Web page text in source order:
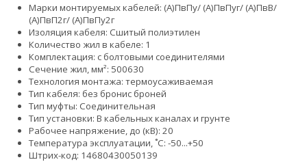
Марки монтируемых кабелей: (А)ПвПу/ (А)ПвПуг/ (А)ПвВ/
(А)ПвП2г/ (А)ПвПу2г
Изоляция кабеля: Сшитый полиэтилен
Количество жил в кабеле: 1
Комплектация: с болтовыми соединителями
Сечение жил, мм²: 500630
Технология монтажа: термоусаживаемая
Тип кабеля: без бронис броней
Тип муфты: Соединительная
Тип установки: В кабельных каналах и грунте
Рабочее напряжение, до (кВ): 20
Температура эксплуатации, ˚С: -50...+50
Штрих-код: 14680430050139